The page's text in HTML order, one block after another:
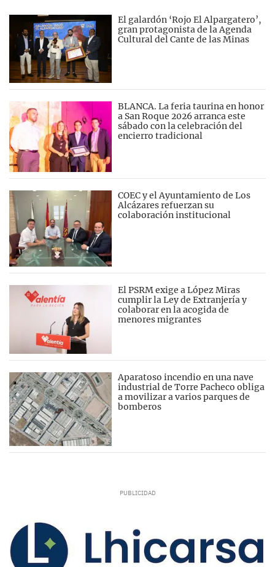
El galardón ‘Rojo El Alpargatero’,
gran protagonista de la Agenda
Cultural del Cante de las Minas
BLANCA. La feria taurina en honor
a San Roque 2026 arranca este
sábado con la celebración del
encierro tradicional
COEC y el Ayuntamiento de Los
Alcázares refuerzan su
colaboración institucional
El PSRM exige a López Miras
cumplir la Ley de Extranjería y
colaborar en la acogida de
menores migrantes
Aparatoso incendio en una nave
industrial de Torre Pacheco obliga
a movilizar a varios parques de
bomberos